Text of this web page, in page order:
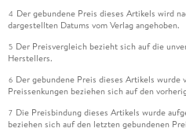
4 Der gebundene Preis dieses Artikels wird
dargestellten Datums vom Verlag angehoben.
5 Der Preisvergleich bezieht sich auf die
Herstellers.
6 Der gebundene Preis dieses Artikels wurde
Preissenkungen beziehen sich auf den
7 Die Preisbindung dieses Artikels wurde
beziehen sich auf den letzten gebundenen